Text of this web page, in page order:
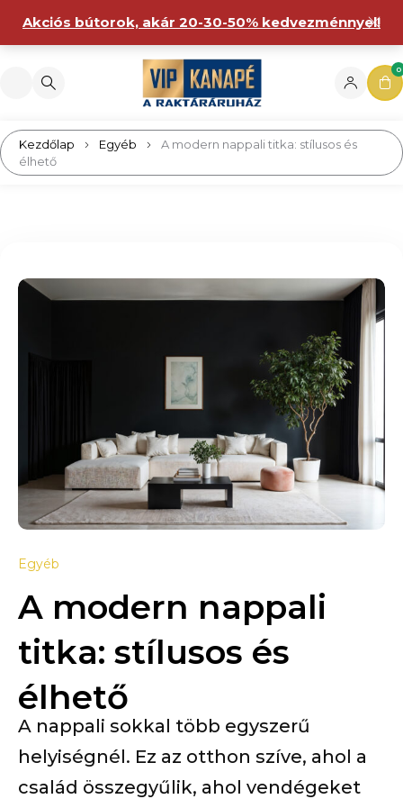
Akciós bútorok, akár 20-30-50% kedvezménnyel!
0
Kezdőlap Egyéb
A modern nappali titka: stílusos és
élhető
Egyéb
A modern nappali
titka: stílusos és
élhető
A nappali sokkal több egyszerű
helyiségnél. Ez az otthon szíve, ahol a
család összegyűlik, ahol vendégeket